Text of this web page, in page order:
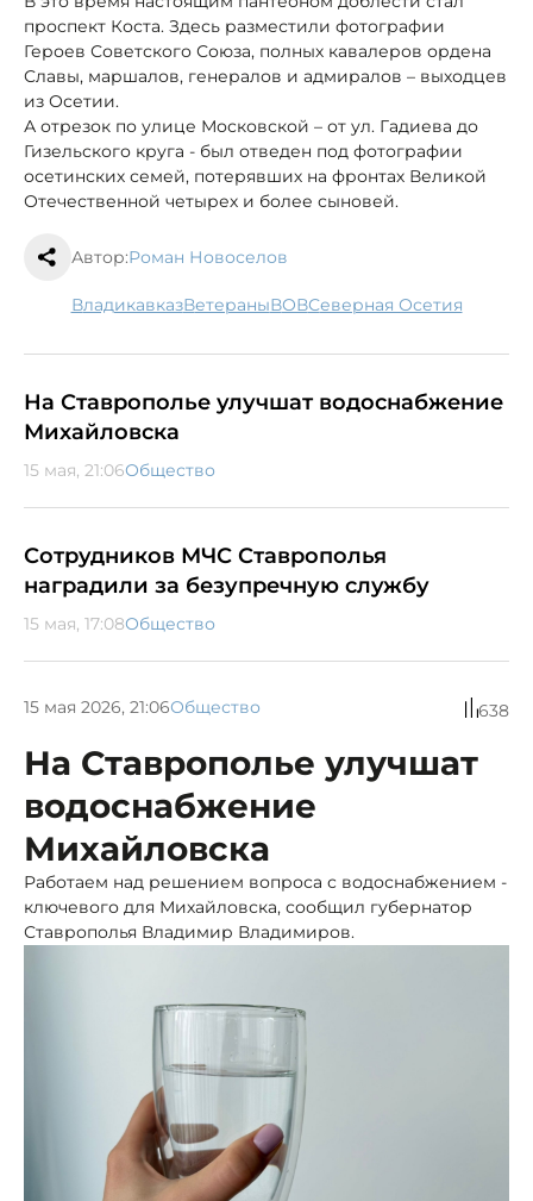
проспект Коста. Здесь разместили фотографии
Героев Советского Союза, полных кавалеров ордена
Славы, маршалов, генералов и адмиралов – выходцев
из Осетии.
А отрезок по улице Московской – от ул. Гадиева до
Гизельского круга - был отведен под фотографии
осетинских семей, потерявших на фронтах Великой
Отечественной четырех и более сыновей.
Автор:Роман Новоселов
Владикавказ ветераны ВОВ Северная Осетия
На Ставрополье улучшат водоснабжение
Михайловска
15 мая, 21:06Общество
Сотрудников МЧС Ставрополья
наградили за безупречную службу
15 мая, 17:08Общество
15 мая 2026, 21:06Общество 638
На Ставрополье улучшат
водоснабжение
Михайловска
Работаем над решением вопроса с водоснабжением -
ключевого для Михайловска, сообщил губернатор
Ставрополья Владимир Владимиров.